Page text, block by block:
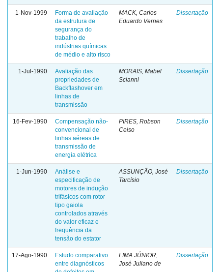
1-Nov-1999
Forma de avaliação
da estrutura de
segurança do
trabalho de
indústrias químicas
de médio e alto risco
MACK, Carlos
Eduardo Vernes
Dissertação
1-Jul-1990
Avaliação das
propriedades de
Backflashover em
linhas de
transmissão
MORAIS, Mabel
Scianni
Dissertação
16-Fev-1990
Compensação não-
convencional de
linhas aéreas de
transmissão de
energia elétrica
PIRES, Robson
Celso
Dissertação
1-Jun-1990
Análise e
especificação de
motores de indução
trifásicos com rotor
tipo gaiola
controlados através
do valor eficaz e
frequência da
tensão do estator
ASSUNÇÃO, José
Tarcísio
Dissertação
17-Ago-1990
Estudo comparativo
entre diagnósticos
LIMA JÚNIOR,
José Juliano de
Dissertação